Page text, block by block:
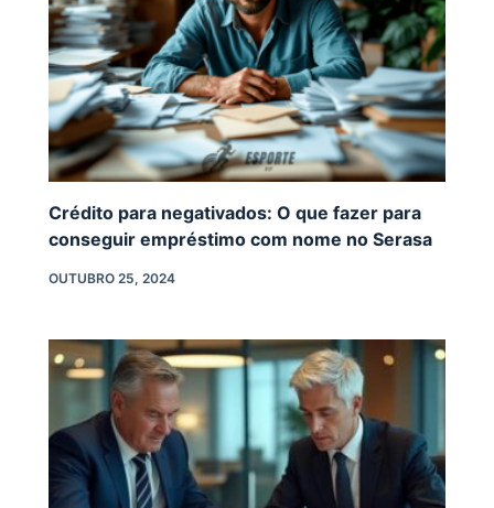
Crédito para negativados: O que fazer para
conseguir empréstimo com nome no Serasa
OUTUBRO 25, 2024